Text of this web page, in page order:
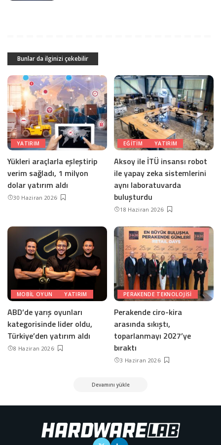
Bunlar da ilginizi çekebilir
YATIRIM
Yükleri araçlarla eşleştirip
verim sağladı, 1 milyon
dolar yatırım aldı
30 Haziran 2026
EĞITIM YATIRIM
Aksoy ile İTÜ insansı robot
ile yapay zeka sistemlerini
aynı laboratuvarda
buluşturdu
18 Haziran 2026
MOBIL OYUN YATIRIM
ABD’de yarış oyunları
kategorisinde lider oldu,
Türkiye’den yatırım aldı
8 Haziran 2026
PERAKENDE TEKNOLOJISI
Perakende ciro-kira
arasında sıkıştı,
toparlanmayı 2027’ye
bıraktı
3 Haziran 2026
Devamını yükle